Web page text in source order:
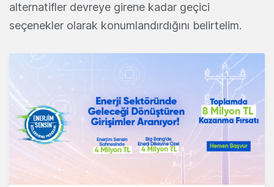
alternatifler devreye girene kadar geçici
seçenekler olarak konumlandırdığını belirtelim.